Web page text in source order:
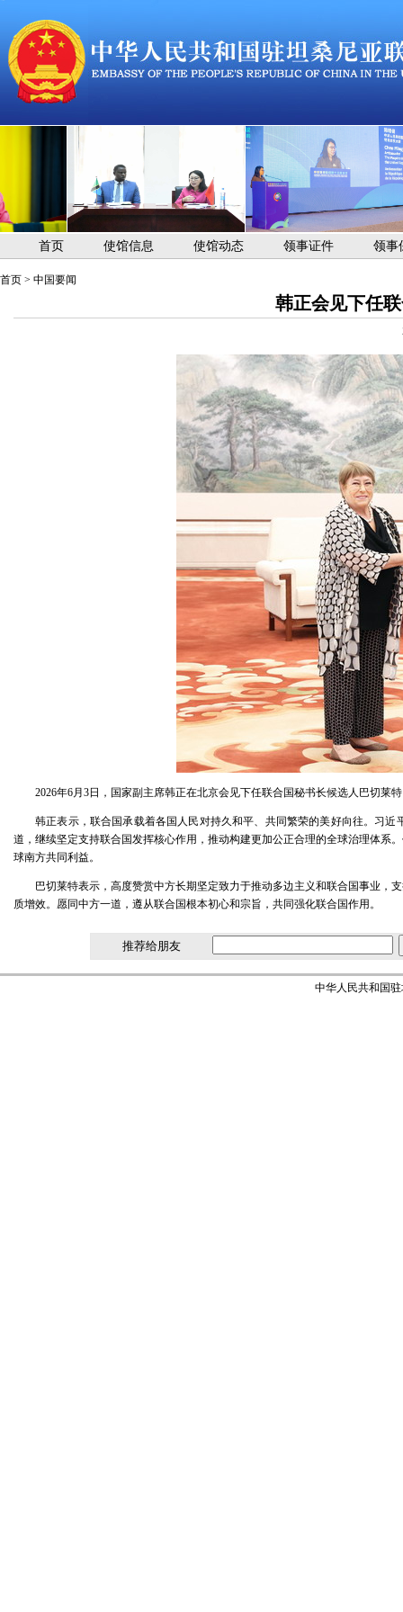
首页 使馆信息 使馆动态 领事证件 领事
首页 > 中国要闻
韩正会见下任
2026年6月3日，国家副主席韩正在北京会见下任联合国秘书长候选人巴切莱
韩正表示，联合国承载着各国人民对持久和平、共同繁荣的美好向往。习
道，继续坚定支持联合国发挥核心作用，推动构建更加公正合理的全球治理体系
球南方共同利益。
巴切莱特表示，高度赞赏中方长期坚定致力于推动多边主义和联合国事业
质增效。愿同中方一道，遵从联合国根本初心和宗旨，共同强化联合国作用。
推荐给朋友
中华人民共和国